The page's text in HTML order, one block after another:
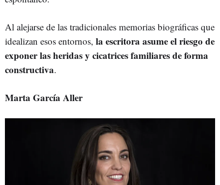
Al alejarse de las tradicionales memorias biográficas que
idealizan esos entornos, la escritora asume el riesgo de
exponer las heridas y cicatrices familiares de forma
constructiva.
Marta García Aller